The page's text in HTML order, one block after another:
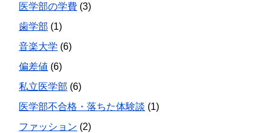
医学部の学費 (3)
歯学部 (1)
音楽大学 (6)
偏差値 (6)
私立医学部 (6)
医学部不合格・落ちた体験談 (1)
ファッション (2)